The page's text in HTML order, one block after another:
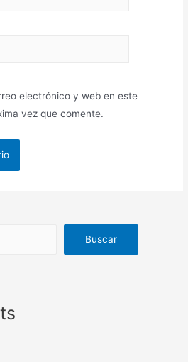
electrónico y web en este
vez que comente.
Buscar